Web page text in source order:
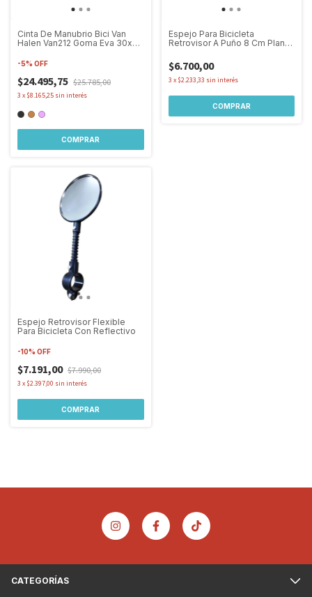
Cinta De Manubrio Bici Van
Halen Van212 Goma Eva 30x
-5% OFF
$24.495,75 $25.785,00
3 x $8.165,25 sin interés
COMPRAR
Espejo Para Bicicleta
Retrovisor A Puño 8 Cm Plano
$6.700,00
3 x $2.233,33 sin interés
Espejo Retrovisor Flexible
Para Bicicleta Con Reflectivo
-10% OFF
$7.191,00 $7.990,00
3 x $2.397,00 sin interés
CATEGORÍAS